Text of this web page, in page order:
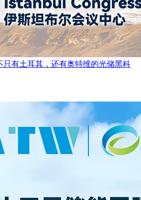
只有土耳其，还有奥特维的光储黑科